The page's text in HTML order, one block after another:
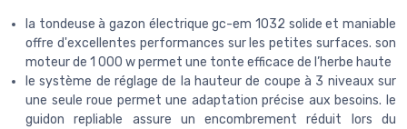
la tondeuse à gazon électrique gc-em 1032 solide et maniable
offre d'excellentes performances sur les petites surfaces. son
moteur de 1 000 w permet une tonte efficace de l’herbe haute
le système de réglage de la hauteur de coupe à 3 niveaux sur
une seule roue permet une adaptation précise aux besoins. le
guidon repliable assure un encombrement réduit lors du